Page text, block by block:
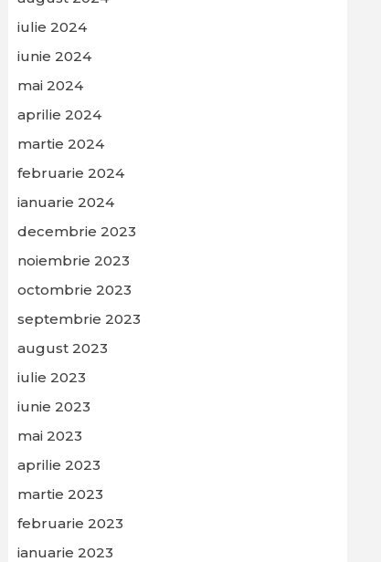
iulie 2024
iunie 2024
mai 2024
aprilie 2024
martie 2024
februarie 2024
ianuarie 2024
decembrie 2023
noiembrie 2023
octombrie 2023
septembrie 2023
august 2023
iulie 2023
iunie 2023
mai 2023
aprilie 2023
martie 2023
februarie 2023
ianuarie 2023